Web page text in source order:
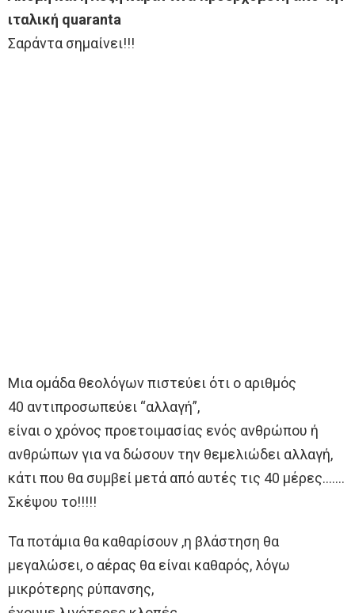
ιταλική quaranta
Σαράντα σημαίνει!!!
Μια ομάδα θεολόγων πιστεύει ότι ο αριθμός
40 αντιπροσωπεύει “αλλαγή”,
είναι ο χρόνος προετοιμασίας ενός ανθρώπου ή
ανθρώπων για να δώσουν την θεμελιώδει αλλαγή,
κάτι που θα συμβεί μετά από αυτές τις 40 μέρες…….
Σκέψου το!!!!!
Τα ποτάμια θα καθαρίσουν ,η βλάστηση θα
μεγαλώσει, ο αέρας θα είναι καθαρός, λόγω
μικρότερης ρύπανσης,